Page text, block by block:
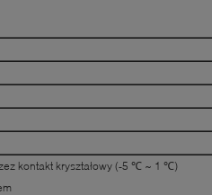
kontakt kryształowy (-5 ℃ ~ 1 ℃)